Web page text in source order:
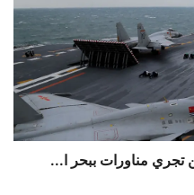
تجري مناورات ببحر ا...